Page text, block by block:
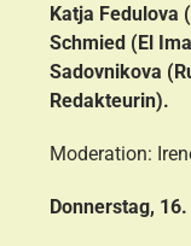
Katja Fedulova
Schmied (El
Sadovnikova
Redakteurin).
Moderation:
Donnerstag,